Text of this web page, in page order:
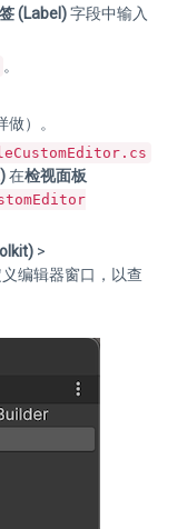
(Label)字段中输入
。
）。
在检视面板
>
编辑器窗口，以查